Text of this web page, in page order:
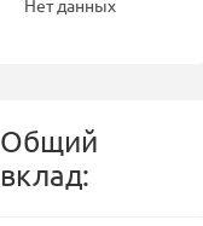
Нет данных
Общий
вклад: